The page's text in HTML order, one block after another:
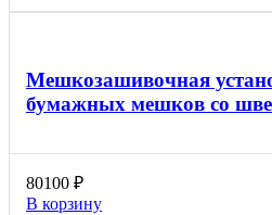
Мешкозашивочная
бумажных мешков со
80100 ₽
В корзину